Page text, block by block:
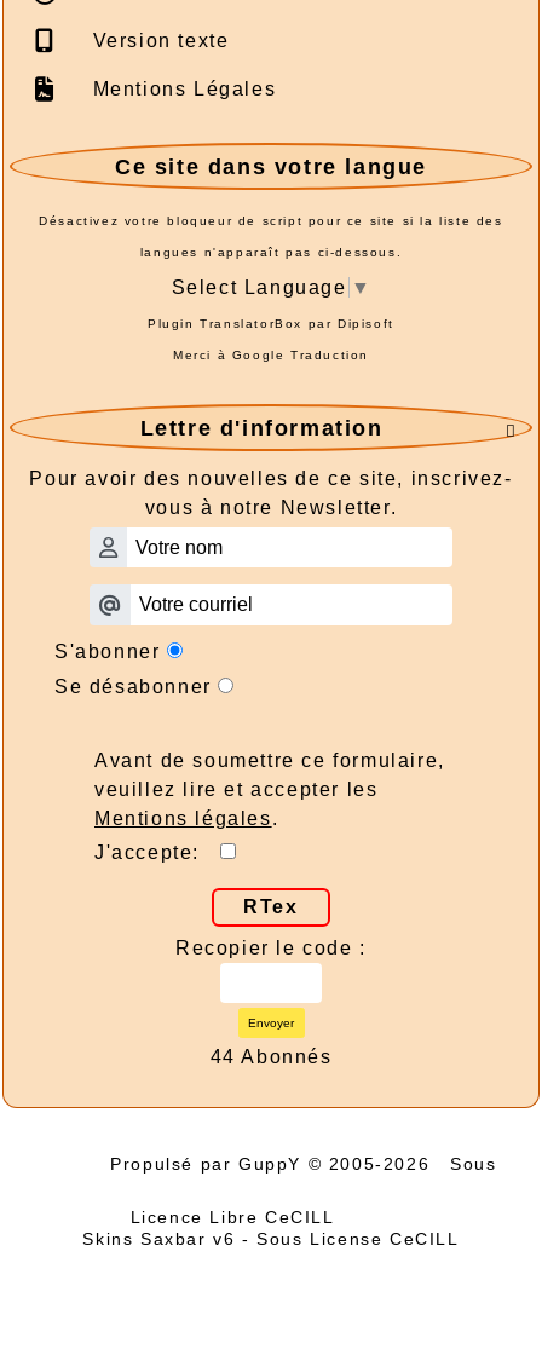
Version texte
Mentions Légales
Ce site dans votre langue
Désactivez votre bloqueur de script pour ce site si la liste des
langues n'apparaît pas ci-dessous.
Select Language ▼
Plugin TranslatorBox parDipisoft
Merci à Google Traduction

Lettre d'information
Pour avoir des nouvelles de ce site, inscrivez-
vous à notre Newsletter.
S'abonner
Se désabonner
Avant de soumettre ce formulaire,
veuillez lire et accepter les
Mentions légales.
J'accepte:
RTex
Recopier le code :
Envoyer
44 Abonnés
Propulsé par GuppY © 2005-2026 Sous
Licence Libre CeCILL
Skins Saxbar v6 -Sous License CeCILL